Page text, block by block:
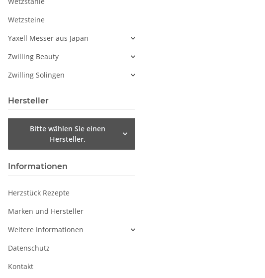
Wetzsteine
Yaxell Messer aus Japan
Zwilling Beauty
Zwilling Solingen
Hersteller
Bitte wählen Sie einen
Hersteller.
Informationen
Herzstück Rezepte
Marken und Hersteller
Weitere Informationen
Datenschutz
Kontakt